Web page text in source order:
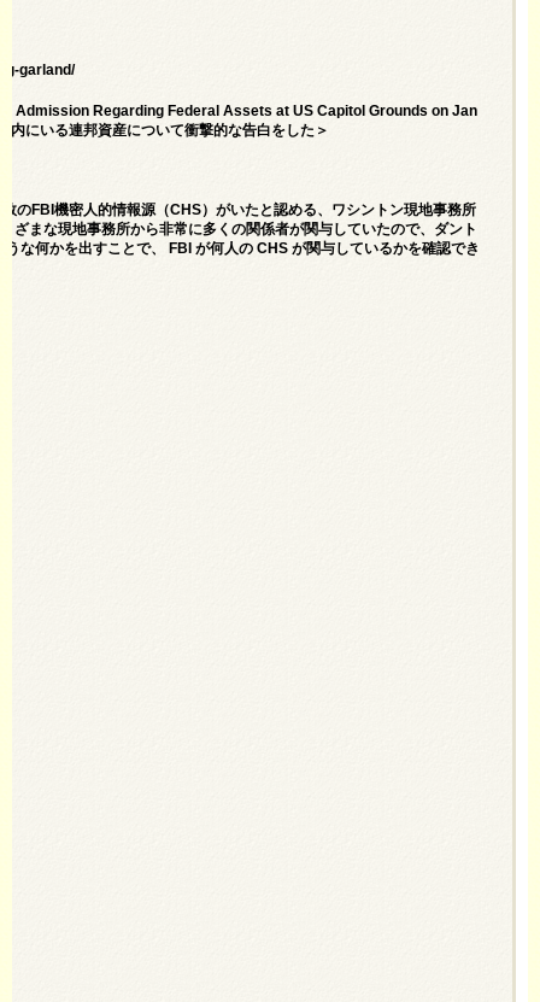
garland/
Admission Regarding Federal Assets at US Capitol Grounds on Jan
にいる連邦資産について衝撃的な告白をした＞
のFBI機密人的情報源（CHS）がいたと認める、ワシントン現地事務所
ざまな現地事務所から非常に多くの関係者が関与していたので、ダント
な何かを出すことで、 FBI が何人の CHS が関与しているかを確認でき